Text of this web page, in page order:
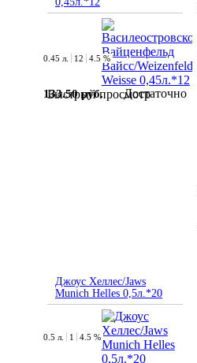
Быстрый просмотр
0.45 л. 12 4.5 %
133.50 руб. Достаточно
Джоус Хеллес/Jaws
Munich Helles 0,5л.*20
0.5 л. 1 4.5 %